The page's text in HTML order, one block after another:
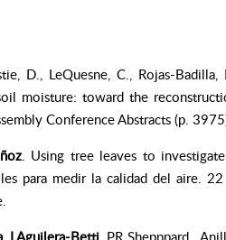
D., LeQuesne, C., Rojas-
moisture: toward the
Conference Abstracts (p.
. Using tree leaves to
para medir la calidad del aire.
I Aguilera-Betti, PR Shepppard.